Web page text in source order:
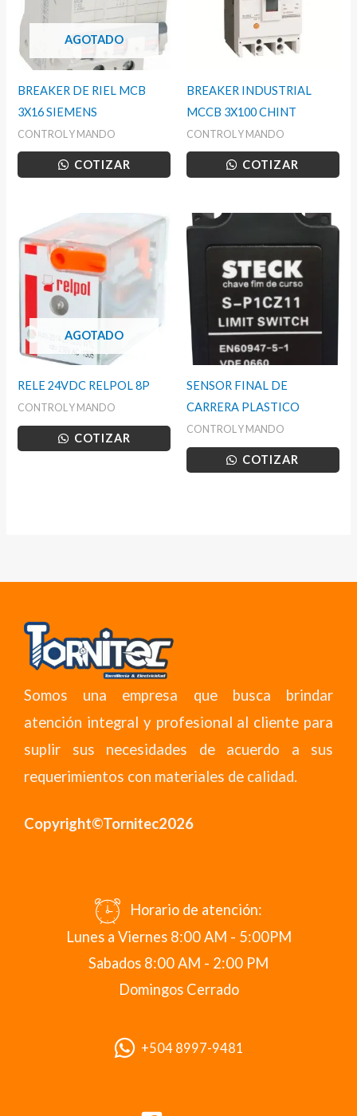
AGOTADO
BREAKER DE RIEL MCB
3X16 SIEMENS
CONTROL Y MANDO
COTIZAR
BREAKER INDUSTRIAL
MCCB 3X100 CHINT
CONTROL Y MANDO
COTIZAR
AGOTADO
RELE 24VDC RELPOL 8P
CONTROL Y MANDO
COTIZAR
SENSOR FINAL DE
CARRERA PLASTICO
CONTROL Y MANDO
COTIZAR
Somos una empresa que busca brindar
atención integral y profesional al cliente para
suplir sus necesidades de acuerdo a sus
requerimientos con materiales de calidad.
Copyright©Tornitec2026
Horario de atención:
Lunes a Viernes 8:00 AM - 5:00PM
Sabados 8:00 AM - 2:00 PM
Domingos Cerrado
+504 8997-9481